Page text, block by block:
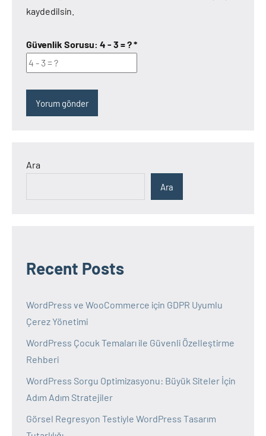
kaydedilsin.
Güvenlik Sorusu: 4 - 3 = ?*
Ara
Ara
Recent Posts
WordPress ve WooCommerce için GDPR Uyumlu
Çerez Yönetimi
WordPress Çocuk Temaları ile Güvenli Özelleştirme
Rehberi
WordPress Sorgu Optimizasyonu: Büyük Siteler İçin
Adım Adım Stratejiler
Görsel Regresyon Testiyle WordPress Tasarım